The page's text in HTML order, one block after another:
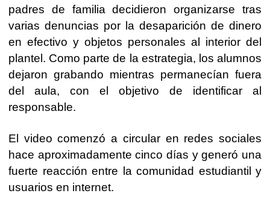
padres de familia decidieron organizarse tras
varias denuncias por la desaparición de dinero
en efectivo y objetos personales al interior del
plantel. Como parte de la estrategia, los alumnos
dejaron grabando mientras permanecían fuera
del aula, con el objetivo de identificar al
responsable.
El video comenzó a circular en redes sociales
hace aproximadamente cinco días y generó una
fuerte reacción entre la comunidad estudiantil y
usuarios en internet.